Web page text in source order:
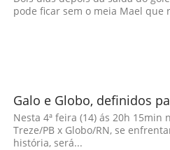
pode ficar sem o meia Mael que
Galo e Globo, definidos
Nesta 4ª feira (14) ás 20h 15min
Treze/PB x Globo/RN, se
história, será...